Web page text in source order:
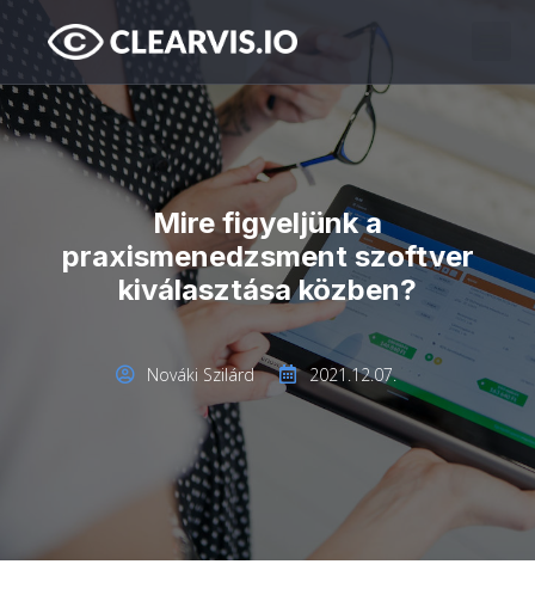
Mire figyeljünk a
praxismenedzsment szoftver
kiválasztása közben?
Nováki Szilárd 2021.12.07.